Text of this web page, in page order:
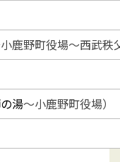
鹿野町役場～西武秩
湯～小鹿野町役場）